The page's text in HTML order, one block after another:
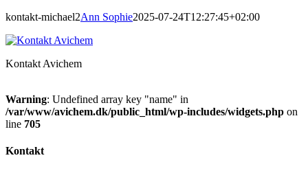
kontakt-michael2Ann Sophie2025-07-24T12:27:45+02:00
Kontakt Avichem
Warning: Undefined array key "name" in
/var/www/avichem.dk/public_html/wp-includes/widgets.php on
line 705
Kontakt